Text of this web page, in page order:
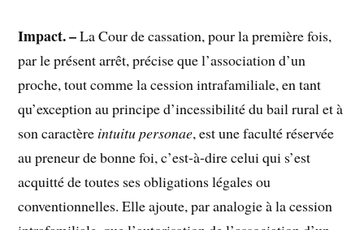
Impact. –La Cour de cassation, pour la première fois,
par le présent arrêt, précise que l’association d’un
proche, tout comme la cession intrafamiliale, en tant
qu’exception au principe d’incessibilité du bail rural et à
son caractère intuitu personae, est une faculté réservée
au preneur de bonne foi, c’est-à-dire celui qui s’est
acquitté de toutes ses obligations légales ou
conventionnelles. Elle ajoute, par analogie à la cession